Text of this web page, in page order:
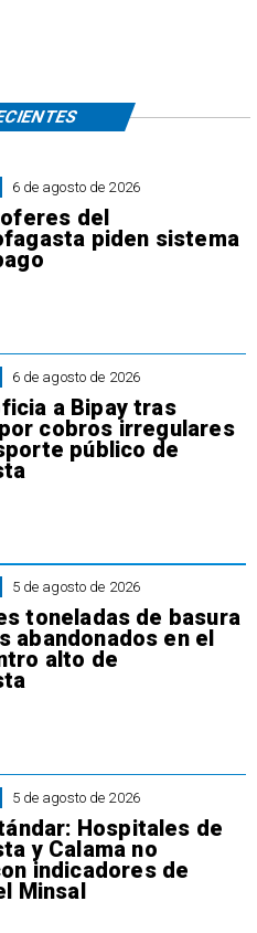
6 de agosto de 2026
del
piden sistema
6 de agosto de 2026
a Bipay tras
cobros irregulares
público de
5 de agosto de 2026
toneladas de basura
abandonados en el
alto de
5 de agosto de 2026
Hospitales de
y Calama no
indicadores de
Minsal